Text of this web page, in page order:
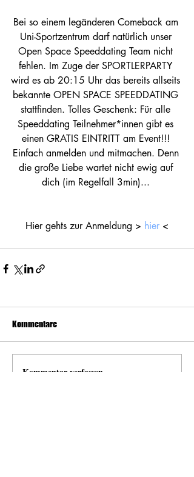
Bei so einem legänderen Comeback am
Uni-Sportzentrum darf natürlich unser
Open Space Speeddating Team nicht
fehlen. Im Zuge der SPORTLERPARTY
wird es ab 20:15 Uhr das bereits allseits
bekannte OPEN SPACE SPEEDDATING
stattfinden. Tolles Geschenk: Für alle
Speeddating Teilnehmer*innen gibt es
einen GRATIS EINTRITT am Event!!!
Einfach anmelden und mitmachen. Denn
die große Liebe wartet nicht ewig auf
dich (im Regelfall 3min)...
Hier gehts zur Anmeldung > hier <
Kommentare
Kommentar verfassen...